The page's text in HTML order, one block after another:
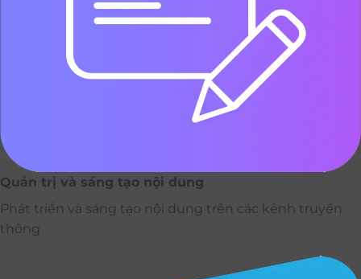
Quản trị và sáng tạo nội dung
Phát triển và sáng tạo nội dung trên các kênh truyền
thông